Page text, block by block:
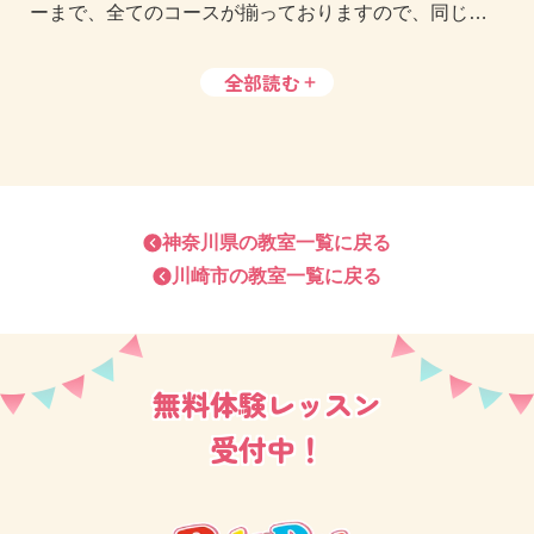
ーまで、全てのコースが揃っておりますので、同じ教
違う旅行気分を味わえます☆
水のショーが行われているので、お時間が合えばぜひ
ご覧になってみてください♪
川崎駅から、アゼリアの地下を通って来れますので、
全部読む
神奈川県の教室一覧に戻る
川崎市の教室一覧に戻る
無料体験レッスン
受付中！